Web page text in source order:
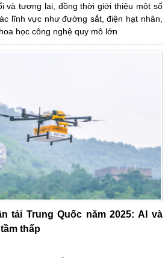
và tương lai, đồng thời giới thiệu một số
lĩnh vực như đường sắt, điện hạt nhân,
học công nghệ quy mô lớn
tải Trung Quốc năm 2025: AI và
thấp